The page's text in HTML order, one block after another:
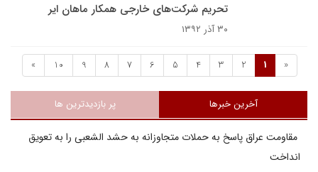
تحریم شرکت‌های خارجی همکار ماهان ایر
۳۰ آذر ۱۳۹۲
«
1
2
3
4
5
6
7
8
9
10
»
آخرین خبرها پر بازدیدترین ها
مقاومت عراق پاسخ به حملات متجاوزانه به حشد الشعبی را به تعویق
انداخت